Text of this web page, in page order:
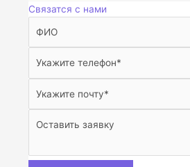
Связатся с нами